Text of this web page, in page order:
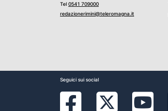
Tel 0541 709000
redazionerimini@teleromagna.it
Seguici sui social